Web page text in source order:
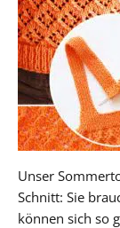
Unser
Schnitt: Sie
können sich so